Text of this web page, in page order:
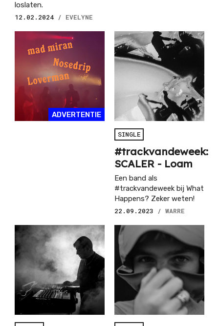
loslaten.
12.02.2024 / EVELYNE
ADVERTENTIE
SINGLE
#trackvandeweek:
SCALER - Loam
Een band als
#trackvandeweek bij What
Happens? Zeker weten!
22.09.2023
/ WARRE